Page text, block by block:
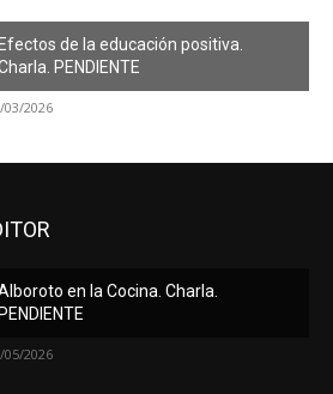
Efectos de la educación positiva.
PENDIENTE
03/2026
en la Cocina. Charla.
PENDIENTE
05/2026